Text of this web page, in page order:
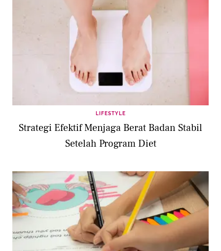
LIFESTYLE
Strategi Efektif Menjaga Berat Badan Stabil
Setelah Program Diet